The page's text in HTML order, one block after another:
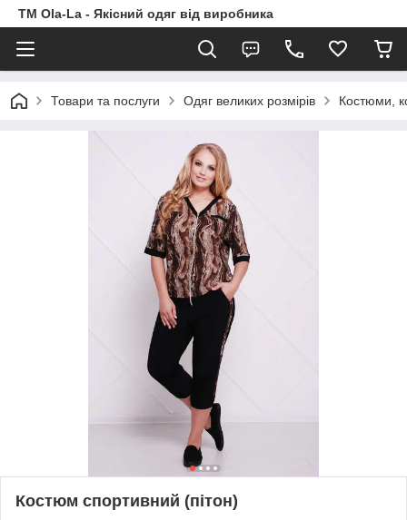
TM Ola-La - Якісний одяг від виробника
Товари та послуги Одяг великих розмірів Костюми,
Костюм спортивний (пітон)